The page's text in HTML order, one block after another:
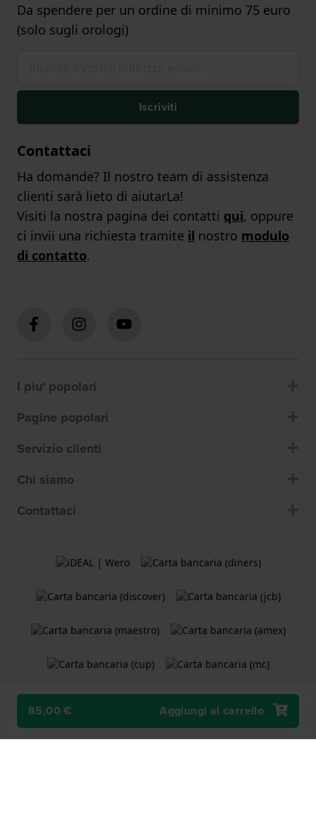
85,00 € Aggiungi al carrello
Da spendere per un ordine di minimo 75 euro
(solo sugli orologi)
Iscriviti
Contattaci
Ha domande? Il nostro team di assistenza
clienti sarà lieto di aiutarLa!
Visiti la nostra pagina dei contatti qui, oppure
ci invii una richiesta tramite il nostro modulo
di contatto.
I piu' popolari
Pagine popolari
Servizio clienti
Chi siamo
Contattaci